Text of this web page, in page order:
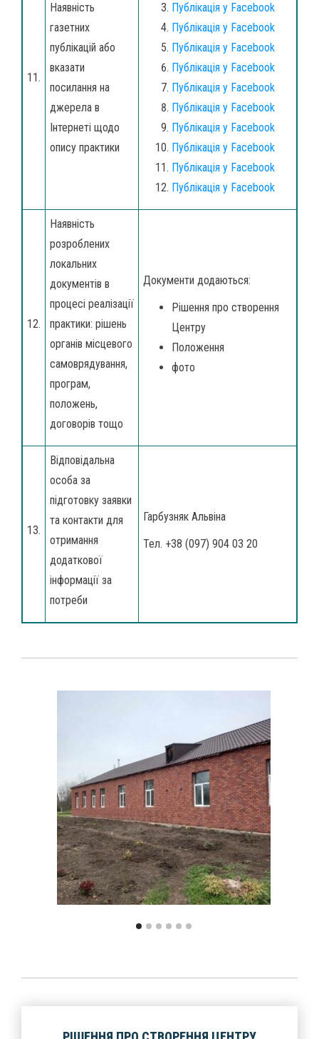
11.
Наявність
газетних
публікацій або
вказати
посилання на
джерела в
Інтернеті щодо
опису практики
Публікація у Facebook
Публікація у Facebook
Публікація у Facebook
Публікація у Facebook
Публікація у Facebook
Публікація у Facebook
Публікація у Facebook
Публікація у Facebook
Публікація у Facebook
Публікація у Facebook
12.
Наявність
розроблених
локальних
документів в
процесі реалізації
практики: рішень
органів місцевого
самоврядування,
програм,
положень,
договорів тощо
Документи додаються:
Рішення про створення
Центру
Положення
фото
13.
Відповідальна
особа за
підготовку заявки
та контакти для
отримання
додаткової
інформації за
потреби
Гарбузняк Альвіна
Тел. +38 (097) 904 03 20